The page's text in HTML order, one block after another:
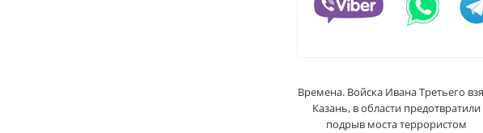
Времена. Войска Ивана Третьего
Казань, в области предотвратили
подрыв моста террористом